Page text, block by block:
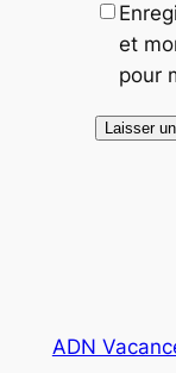
et
pour
ADN